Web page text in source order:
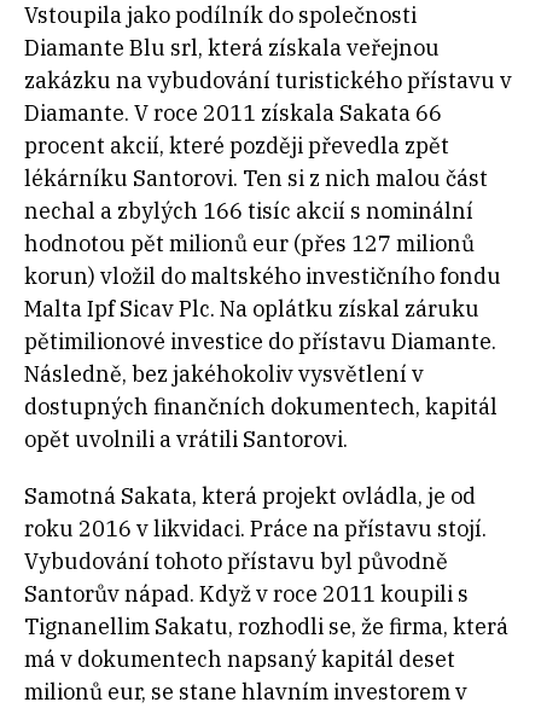
Vstoupila jako podílník do společnosti
Diamante Blu srl, která získala veřejnou
zakázku na vybudování turistického přístavu v
Diamante. V roce 2011 získala Sakata 66
procent akcií, které později převedla zpět
lékárníku Santorovi. Ten si z nich malou část
nechal a zbylých 166 tisíc akcií s nominální
hodnotou pět milionů eur (přes 127 milionů
korun) vložil do maltského investičního fondu
Malta Ipf Sicav Plc. Na oplátku získal záruku
pětimilionové investice do přístavu Diamante.
Následně, bez jakéhokoliv vysvětlení v
dostupných finančních dokumentech, kapitál
opět uvolnili a vrátili Santorovi.
Samotná Sakata, která projekt ovládla, je od
roku 2016 v likvidaci. Práce na přístavu stojí.
Vybudování tohoto přístavu byl původně
Santorův nápad. Když v roce 2011 koupili s
Tignanellim Sakatu, rozhodli se, že firma, která
má v dokumentech napsaný kapitál deset
milionů eur, se stane hlavním investorem v